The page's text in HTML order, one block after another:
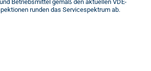
Betriebsmittel gemäß den aktuellen VDE-
runden das Servicespektrum ab.